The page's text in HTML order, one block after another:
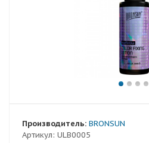
Артикул: ULB0005
Производитель: BRONSUN